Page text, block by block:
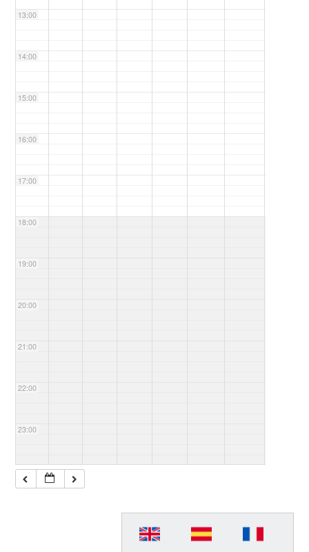
13:00
14:00
15:00
16:00
17:00
18:00
19:00
20:00
21:00
22:00
23:00